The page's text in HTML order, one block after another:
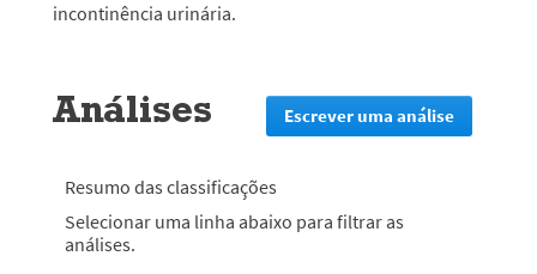
incontinência urinária.
Análises Escrever uma análise
Esta
Resumo das classificações
Selecionar uma linha abaixo para filtrar as
análises.